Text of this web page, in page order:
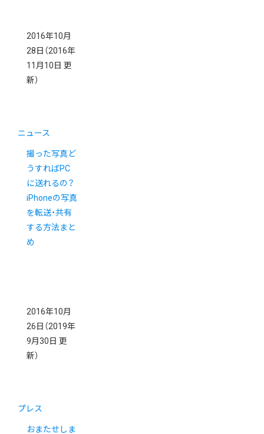
2016年10月
28日 （2016年
11月10日 更
新）
ニュース
撮った写真ど
うすればPC
に送れるの？
iPhoneの写真
を転送・共有
する方法まと
め
2016年10月
26日 （2019年
9月30日 更
新）
プレス
おまたせしま